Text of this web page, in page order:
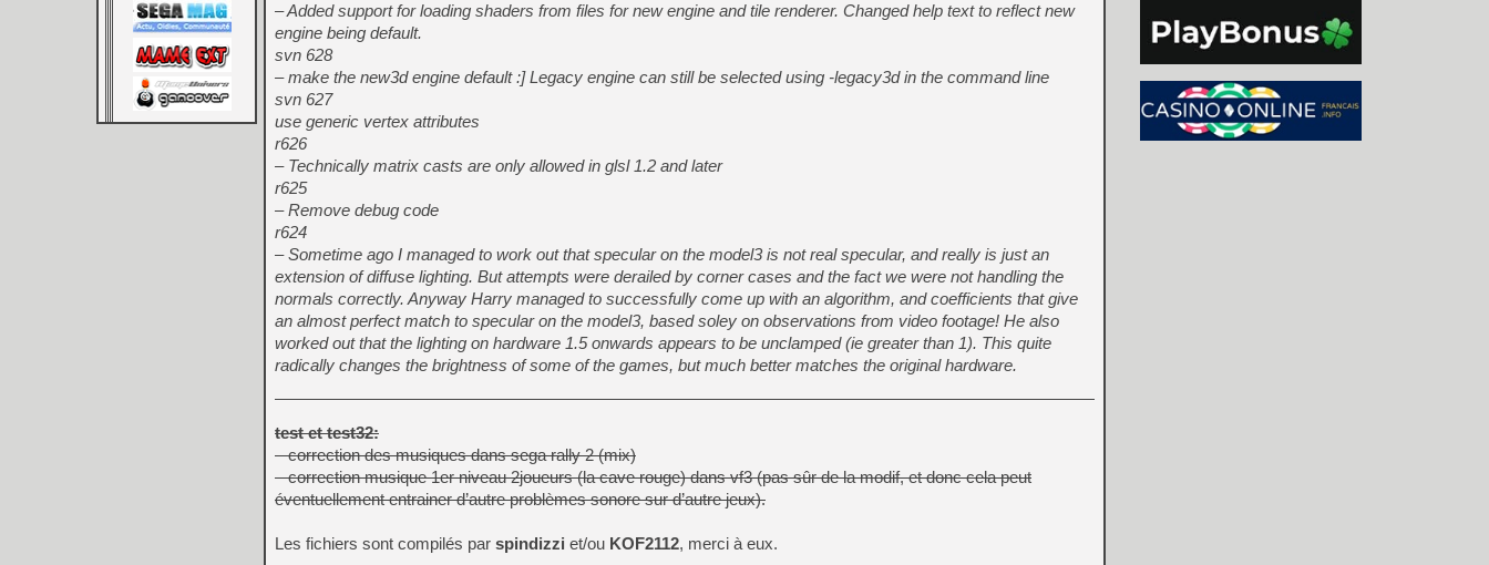
– Added support for loading shaders from files for new engine and tile renderer. Changed help text to reflect new
engine being default.
svn 628
– make the new3d engine default :] Legacy engine can still be selected using -legacy3d in the command line
svn 627
use generic vertex attributes
r626
– Technically matrix casts are only allowed in glsl 1.2 and later
r625
– Remove debug code
r624
– Sometime ago I managed to work out that specular on the model3 is not real specular, and really is just an
extension of diffuse lighting. But attempts were derailed by corner cases and the fact we were not handling the
normals correctly. Anyway Harry managed to successfully come up with an algorithm, and coefficients that give
an almost perfect match to specular on the model3, based soley on observations from video footage! He also
worked out that the lighting on hardware 1.5 onwards appears to be unclamped (ie greater than 1). This quite
radically changes the brightness of some of the games, but much better matches the original hardware.
test et test32:
– correction des musiques dans sega rally 2 (mix)
– correction musique 1er niveau 2joueurs (la cave rouge) dans vf3 (pas sûr de la modif, et donc cela peut
éventuellement entrainer d’autre problèmes sonore sur d’autre jeux).
Les fichiers sont compilés par spindizzi et/ou KOF2112, merci à eux.